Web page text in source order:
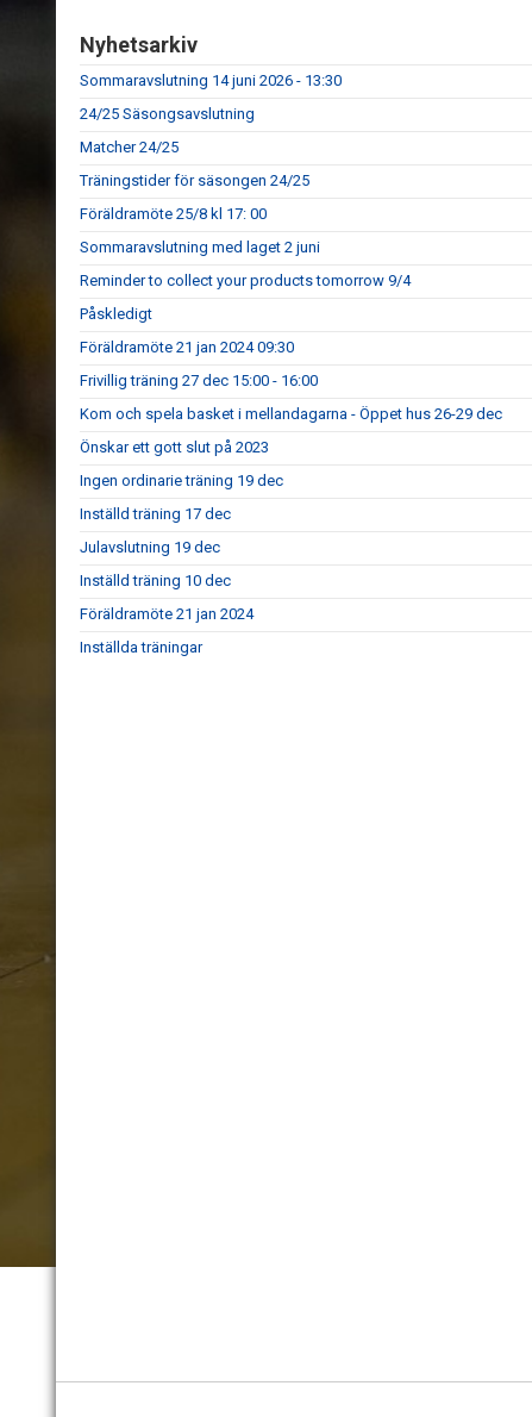
Nyhetsarkiv
Sommaravslutning 14 juni 2026 - 13:30
24/25 Säsongsavslutning
Matcher 24/25
Träningstider för säsongen 24/25
Föräldramöte 25/8 kl 17: 00
Sommaravslutning med laget 2 juni
Reminder to collect your products tomorrow 9/4
Påskledigt
Föräldramöte 21 jan 2024 09:30
Frivillig träning 27 dec 15:00 - 16:00
Kom och spela basket i mellandagarna - Öppet hus 26-29 dec
Önskar ett gott slut på 2023
Ingen ordinarie träning 19 dec
Inställd träning 17 dec
Julavslutning 19 dec
Inställd träning 10 dec
Föräldramöte 21 jan 2024
Inställda träningar